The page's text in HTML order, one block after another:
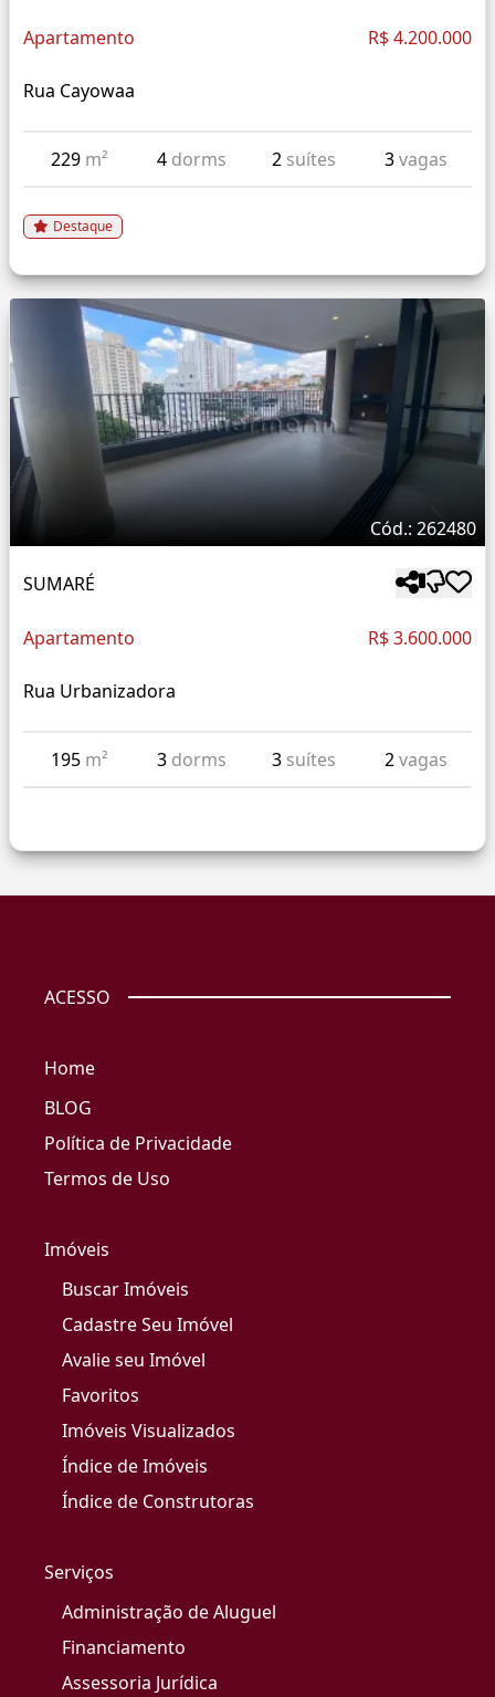
Apartamento R$ 4.200.000
Rua Cayowaa
229 m² 4 dorms 2 suítes 3vagas
Destaque
Cód.: 262480
SUMARÉ
Apartamento R$ 3.600.000
Rua Urbanizadora
195 m² 3 dorms 3 suítes 2vagas
ACESSO
Home
BLOG
Política de Privacidade
Termos de Uso
Imóveis
Buscar Imóveis
Cadastre Seu Imóvel
Avalie seu Imóvel
Favoritos
Imóveis Visualizados
Índice de Imóveis
Índice de Construtoras
Serviços
Administração de Aluguel
Financiamento
Assessoria Jurídica